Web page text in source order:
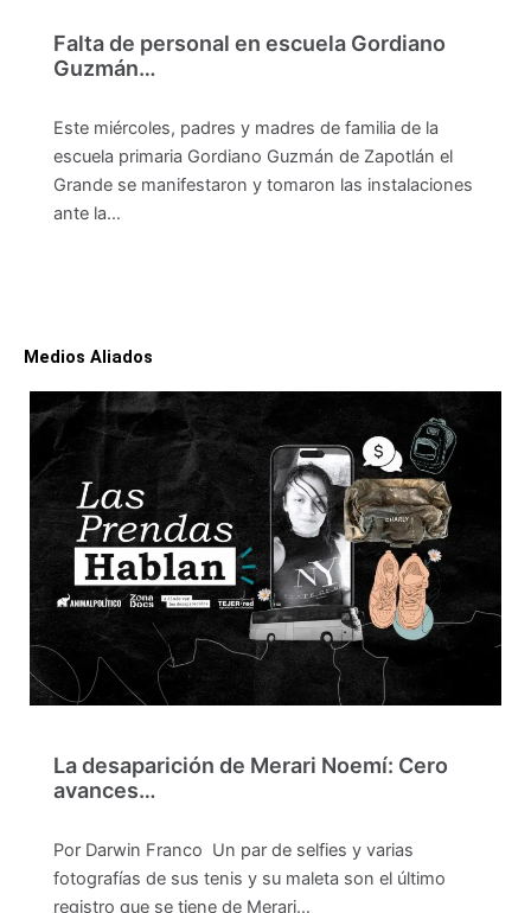
Falta de personal en escuela Gordiano
Guzmán…
Este miércoles, padres y madres de familia de la
escuela primaria Gordiano Guzmán de Zapotlán el
Grande se manifestaron y tomaron las instalaciones
ante la…
Medios Aliados
La desaparición de Merari Noemí: Cero
avances…
Por Darwin Franco Un par de selfies y varias
fotografías de sus tenis y su maleta son el último
registro que se tiene de Merari…